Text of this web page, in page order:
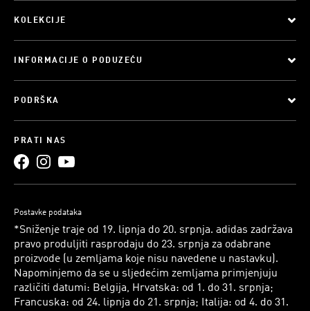
KOLEKCIJE
INFORMACIJE O PODUZEĆU
PODRŠKA
PRATI NAS
Postavke podataka
*Sniženje traje od 19. lipnja do 20. srpnja. adidas zadržava
pravo produljiti rasprodaju do 23. srpnja za odabrane
proizvode (u zemljama koje nisu navedene u nastavku).
Napominjemo da se u sljedećim zemljama primjenjuju
različiti datumi: Belgija, Hrvatska: od 1. do 31. srpnja;
Francuska: od 24. lipnja do 21. srpnja; Italija: od 4. do 31.